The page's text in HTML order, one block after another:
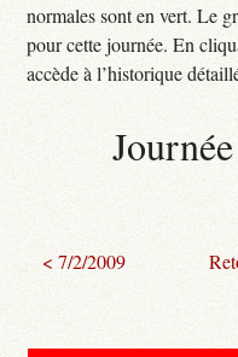
normales sont en vert. Le
pour cette journée. En
accède à l’historique
< 7/2/2009